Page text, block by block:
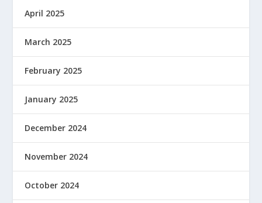
April 2025
March 2025
February 2025
January 2025
December 2024
November 2024
October 2024